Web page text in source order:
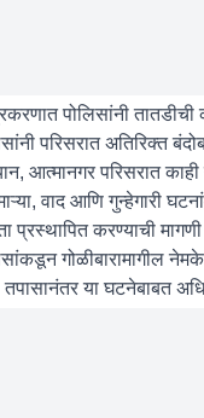
पोलिसांनी
परिसरात अतिरिक्त
आत्मानगर परिसरात
वाद आणि गुन्हेगारी
प्रस्थापित करण्याची
गोळीबारामागील
या घटनेबाबत